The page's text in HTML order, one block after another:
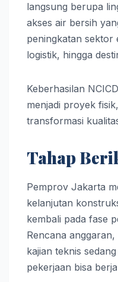
langsung berupa
akses air bersih
peningkatan sektor
logistik, hingga
Keberhasilan
menjadi proyek
transformasi
Tahap
Pemprov Jakarta
kelanjutan
kembali pada fase
Rencana
kajian teknis
pekerjaan bisa